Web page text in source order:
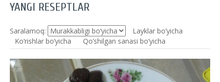
YANGI RESEPTLAR
Saralamoq:
Layklar bo’yicha
Ko‘rishlar bo‘yicha
Qo’shilgan sanasi bo’yicha